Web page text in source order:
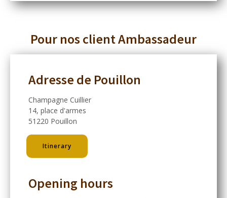
Pour nos client Ambassadeur
Adresse de Pouillon
Champagne Cuillier
14, place d'armes
51220 Pouillon
Itinerary
Opening hours